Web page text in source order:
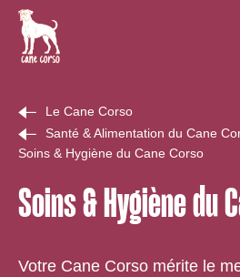
Le Cane Corso
Santé & Alimentation du Cane
Soins & Hygiène du Cane Corso
Soins & Hygiène du
Votre Cane Corso mérite le